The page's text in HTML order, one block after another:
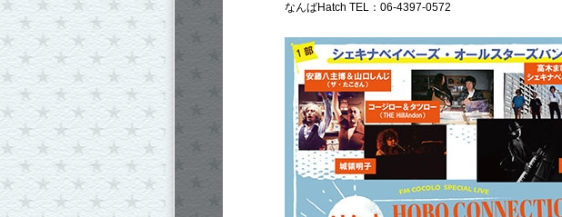
なんばHatch TEL：06-4397-0572